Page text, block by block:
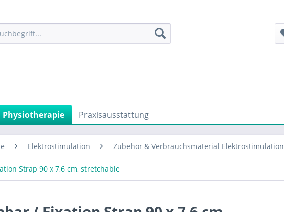
Physiotherapie Praxisausstattung
Elektrostimulation Zubehör & Verbrauchsmaterial Elektrostimulation
Strap 90 x 7,6 cm, stretchable